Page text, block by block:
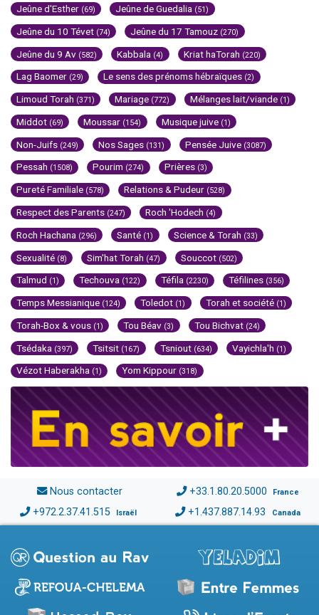
Jeûne d'Esther (69) Jeûne de Guedalia (51)
Jeûne du 10 Tévet (74) Jeûne du 17 Tamouz (270)
Jeûne du 9 Av (582) Kabbala (4) Kriat haTorah (220)
Lag Baomer (29) Le sens des prénoms hébraïques (2)
Limoud Torah (371) Mariage (772) Mélanges lait/viande (1)
Middot (69) Moussar (154) Musique juive (1)
Non-Juifs (249) Nos Sages (131) Pensée Juive (3087)
Pessah (1508) Pourim (274) Prières (3)
Pureté Familiale (578) Relations & Pudeur (528)
Respect des Parents (247) Roch 'Hodech (4)
Roch Hachana (296) Santé (1) Science & Torah (33)
Sexualité (8) Sim'hat Torah (47) Souccot (502)
Talmud (1) Techouva (122) Téfila (2230) Téfilines (356)
Temps Messianique (124) Toledot (1) Torah et société (1)
Torah-Box & vous (1) Tou Béav (3) Tou Bichvat (24)
Tsédaka (397) Tsitsit (167) Tsniout (634) Vayichla'h (1)
Vézot Haberakha (1) Yom Kippour (318)
Nous contacter +33.1.80.20.5000 France
+972.2.37.41.515 Israël +1.437.887.14.93 Canada